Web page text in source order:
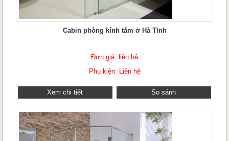
Cabin phòng kính tắm ở Hà Tĩnh
Đơn giá: liên hệ
Phụ kiện: Liên hệ
Xem chi tiết So sánh